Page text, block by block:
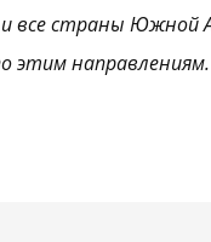
все страны Южной
этим направлениям.